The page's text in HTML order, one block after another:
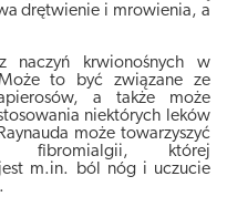
drętwienie i mrowienia, a
naczyń krwionośnych w
to być związane ze
a także może
niektórych leków
może towarzyszyć
fibromialgii, której
m.in. ból nóg i uczucie
.